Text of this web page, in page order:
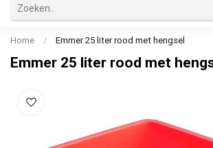
Home / Emmer 25 liter rood met hengsel
Emmer 25 liter rood met